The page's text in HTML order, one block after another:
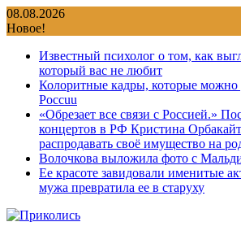
Перейти
к
08.08.2026
Новое!
Известный психолог о том, как
который вас не любит
Колоритные кадры, которые можно
Россuu
«Обрезает все связи с Россией.»
концертов в РФ Кристина
распродавать своё имущество на
Волочкова выложила фото с
Ее красоте завидовали именитые
мужа превратила ее в старуху